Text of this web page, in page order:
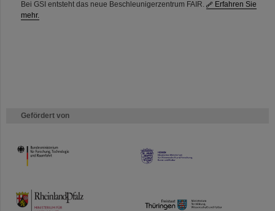
Bei GSI entsteht das neue Beschleunigerzentrum FAIR.
Erfahren Sie
mehr.
Gefördert von
HMWK
TMWWDG